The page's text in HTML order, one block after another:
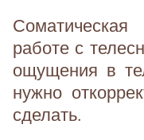
работе с
ощущения в
нужно
сделать.